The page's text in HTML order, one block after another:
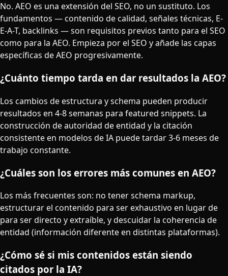
No. AEO es una extensión del SEO, no un sustituto. Los
fundamentos — contenido de calidad, señales técnicas, E-
E-A-T, backlinks — son requisitos previos tanto para el SEO
como para la AEO. Empieza por el SEO y añade las capas
específicas de AEO progresivamente.
¿Cuánto tiempo tarda en dar resultados la AEO?
Los cambios de estructura y schema pueden producir
resultados en 4-8 semanas para featured snippets. La
construcción de autoridad de entidad y la citación
consistente en modelos de IA puede tardar 3-6 meses de
trabajo constante.
¿Cuáles son los errores más comunes en AEO?
Los más frecuentes son: no tener schema markup,
estructurar el contenido para ser exhaustivo en lugar de
para ser directo y extraíble, y descuidar la coherencia de
entidad (información diferente en distintas plataformas).
¿Cómo sé si mis contenidos están siendo
citados por la IA?